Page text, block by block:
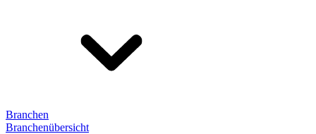
Branchen
Branchenübersicht